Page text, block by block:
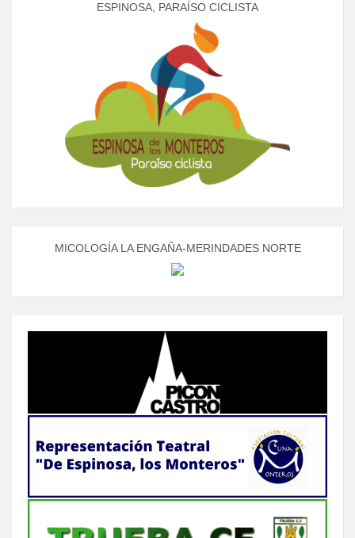
ESPINOSA, PARAÍSO CICLISTA
MICOLOGÍA LA ENGAÑA-MERINDADES NORTE